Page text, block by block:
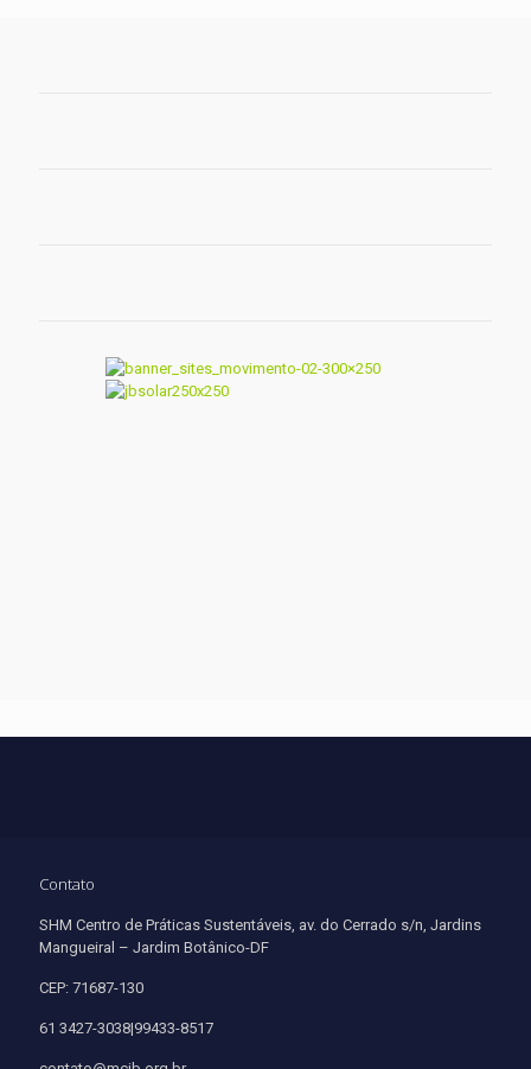
Contato
SHM Centro de Práticas Sustentáveis, av. do Cerrado s/n, Jardins
Mangueiral – Jardim Botânico-DF
CEP: 71687-130
61 3427-3038|99433-8517